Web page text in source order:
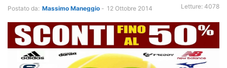
Postato da: Massimo Maneggio - 12 Ottobre 2014 Letture: 4078